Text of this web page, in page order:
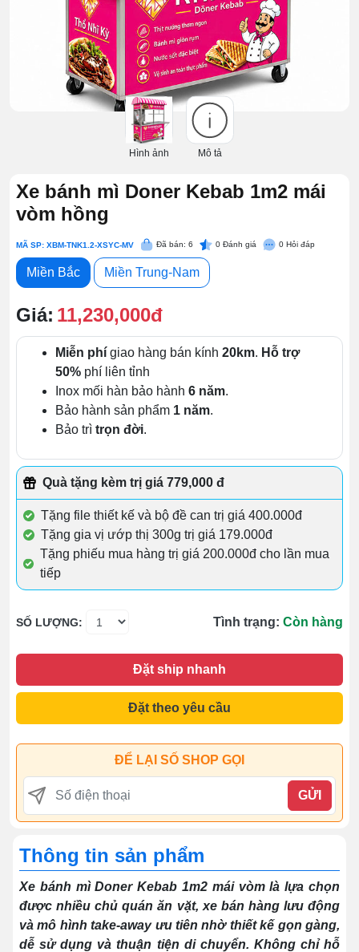
Hình ảnh Mô tả
Xe bánh mì Doner Kebab 1m2 mái
vòm hồng
MÃ SP: XBM-TNK1.2-XSYC-MV Đã bán: 6 0 Đánh giá 0 Hỏi đáp
Miền Bắc Miền Trung-Nam
Giá: 11,230,000đ
Miễn phí giao hàng bán kính 20km. Hỗ trợ
50% phí liên tỉnh
Inox mối hàn bảo hành 6 năm.
Bảo hành sản phẩm 1 năm.
Bảo trì trọn đời.
Quà tặng kèm trị giá 779,000 đ
Tặng file thiết kế và bộ đề can trị giá 400.000đ
Tặng gia vị ướp thị 300g trị giá 179.000đ
Tặng phiếu mua hàng trị giá 200.000đ cho lần mua
tiếp
SỐ LƯỢNG: Tình trạng: Còn hàng
Đặt ship nhanh
Đặt theo yêu cầu
ĐỂ LẠI SỐ SHOP GỌI
GỬI
Thông tin sản phẩm
Xe bánh mì Doner Kebab 1m2 mái vòm là lựa chọn
được nhiều chủ quán ăn vặt, xe bán hàng lưu động
và mô hình take-away ưu tiên nhờ thiết kế gọn gàng,
dễ sử dụng và thuận tiện di chuyển. Không chỉ hỗ